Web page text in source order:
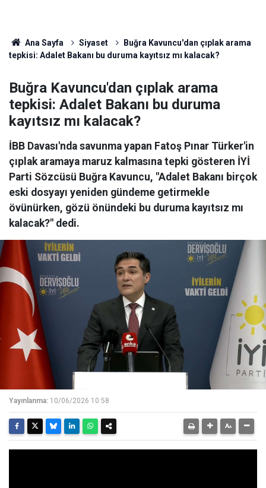
Ana Sayfa Siyaset
Buğra Kavuncu'dan çıplak arama
tepkisi: Adalet Bakanı bu duruma kayıtsız mı kalacak?
Buğra Kavuncu'dan çıplak arama
tepkisi: Adalet Bakanı bu duruma
kayıtsız mı kalacak?
İBB Davası'nda savunma yapan Fatoş Pınar Türker'in
çıplak aramaya maruz kalmasına tepki gösteren İYİ
Parti Sözcüsü Buğra Kavuncu, "Adalet Bakanı birçok
eski dosyayı yeniden gündeme getirmekle
övünürken, gözü önündeki bu duruma kayıtsız mı
kalacak?" dedi.
Yayınlanma: 10/06/2026 10:58